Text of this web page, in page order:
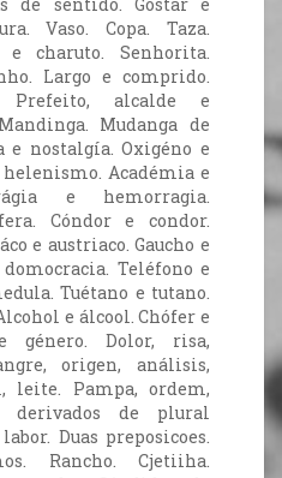
de sentido. Gostar e
Vaso. Copa. Taza.
charuto. Senhorita.
Largo e comprido.
Prefeito, alcalde e
Mudanga de
e nostalgía. Oxigéno e
Académia e
e hemorragia.
Cóndor e condor.
e austriaco. Gaucho e
Teléfono e
Tuétano e tutano.
e álcool. Chófer e
género. Dolor, risa,
origen, análisis,
leite. Pampa, ordem,
derivados de plural
Duas preposicoes.
Rancho. Cjetiiha.